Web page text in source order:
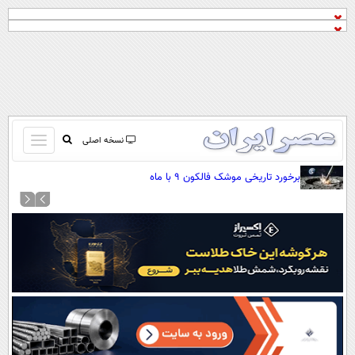
نسخه اصلی
باز
و
کردن
صفحه اول
نظرسنجی
آب و هوا
اوقات شرعی
سواد زندگی
برخورد تاریخی موشک فالکون ۹ با ماه